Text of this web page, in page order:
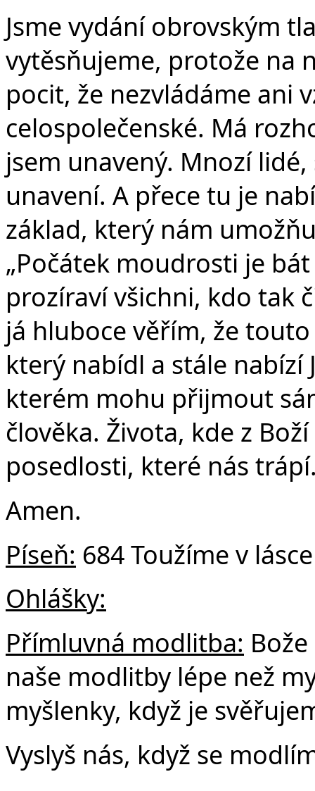
Jsme vydání obrovským
vytěsňujeme, protože na
pocit, že nezvládáme ani
celospolečenské. Má
jsem unavený. Mnozí
unavení. A přece tu je
základ, který nám
„Počátek moudrosti je
prozíraví všichni, kdo tak
já hluboce věřím, že
který nabídl a stále nabízí
kterém mohu přijmout
člověka. Života, kde z
posedlosti, které nás
Amen.
Píseň: 684 Toužíme v
Ohlášky:
Přímluvná modlitba:
naše modlitby lépe než
myšlenky, když je
Vyslyš nás, když se